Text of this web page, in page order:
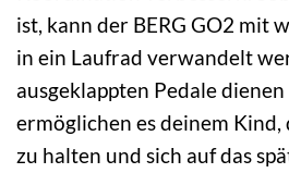
ist, kann der BERG GO2 mit
in ein Laufrad verwandelt
ausgeklappten Pedale
ermöglichen es deinem
zu halten und sich auf das